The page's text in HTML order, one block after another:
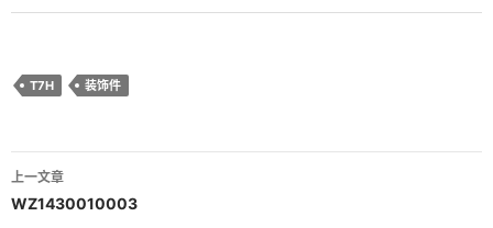
T7H 装饰件
文
章
上一文章
WZ1430010003